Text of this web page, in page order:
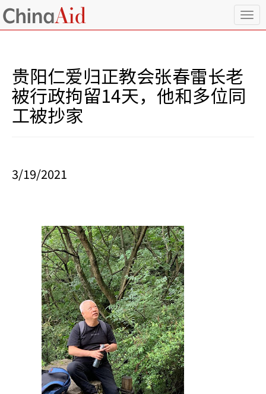
T
o
贵阳仁爱归正教会张春雷长老
被行政拘留14天，他和多位同
工被抄家
3/19/2021